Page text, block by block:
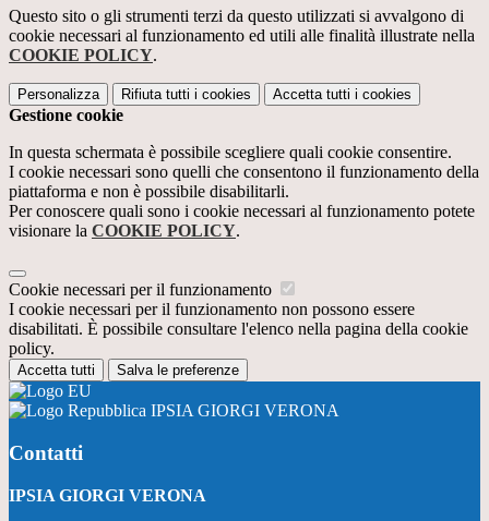
Questo sito o gli strumenti terzi da questo utilizzati si avvalgono di
cookie necessari al funzionamento ed utili alle finalità illustrate nella
COOKIE POLICY.
Personalizza Rifiuta tutti i cookies Accetta tutti i cookies
Gestione cookie
In questa schermata è possibile scegliere quali cookie consentire.
I cookie necessari sono quelli che consentono il funzionamento della
piattaforma e non è possibile disabilitarli.
Per conoscere quali sono i cookie necessari al funzionamento potete
visionare la COOKIE POLICY.
Cookie necessari per il funzionamento
I cookie necessari per il funzionamento non possono essere
disabilitati. È possibile consultare l'elenco nella pagina della cookie
policy.
Accetta tutti Salva le preferenze
IPSIA GIORGI VERONA
Contatti
IPSIA GIORGI VERONA